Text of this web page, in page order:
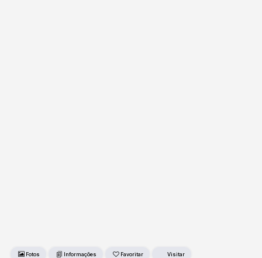
Fotos Favoritar